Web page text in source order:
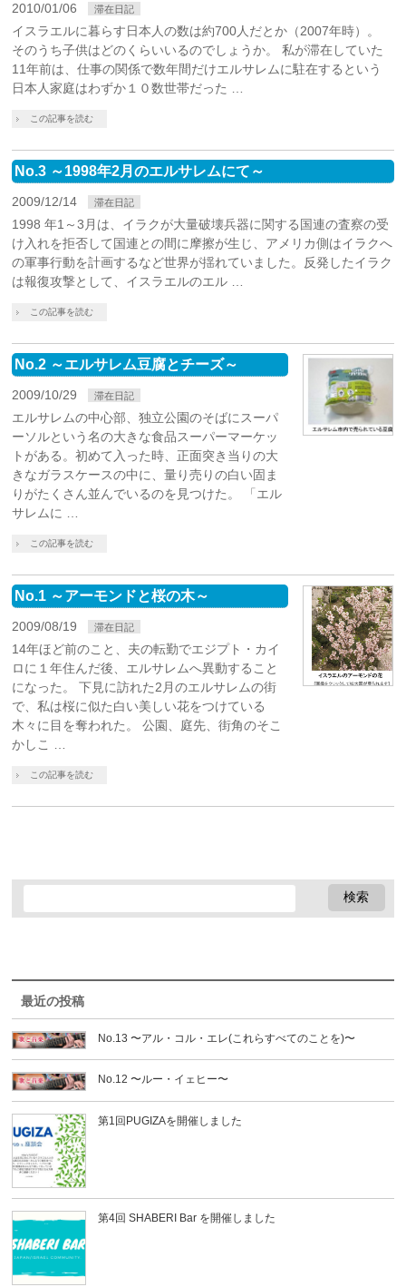
2010/01/06 滞在日記
イスラエルに暮らす日本人の数は約700人だとか（2007年時）。
そのうち子供はどのくらいいるのでしょうか。 私が滞在していた
11年前は、仕事の関係で数年間だけエルサレムに駐在するという
日本人家庭はわずか１０数世帯だった …
この記事を読む
No.3 ～1998年2月のエルサレムにて～
2009/12/14 滞在日記
1998 年1～3月は、イラクが大量破壊兵器に関する国連の査察の受
け入れを拒否して国連との間に摩擦が生じ、アメリカ側はイラクへ
の軍事行動を計画するなど世界が揺れていました。反発したイラク
は報復攻撃として、イスラエルのエル …
この記事を読む
No.2 ～エルサレム豆腐とチーズ～
2009/10/29 滞在日記
エルサレムの中心部、独立公園のそばにスーパ
ーソルという名の大きな食品スーパーマーケッ
トがある。初めて入った時、正面突き当りの大
きなガラスケースの中に、量り売りの白い固ま
りがたくさん並んでいるのを見つけた。 「エル
サレムに …
この記事を読む
No.1 ～アーモンドと桜の木～
2009/08/19 滞在日記
14年ほど前のこと、夫の転勤でエジプト・カイ
ロに１年住んだ後、エルサレムへ異動すること
になった。 下見に訪れた2月のエルサレムの街
で、私は桜に似た白い美しい花をつけている
木々に目を奪われた。 公園、庭先、街角のそこ
かしこ …
この記事を読む
最近の投稿
No.13 〜アル・コル・エレ(これらすべてのことを)〜
No.12 〜ルー・イェヒー〜
第1回PUGIZAを開催しました
第4回 SHABERI Bar を開催しました